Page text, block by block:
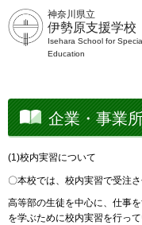
神奈川県立
伊勢原支援学校
Isehara School for
Education
企業・事業
(1)校内実習について
〇本校では、校内実習で受注
高等部の生徒を中心に、仕事
を学ぶために校内実習を行って